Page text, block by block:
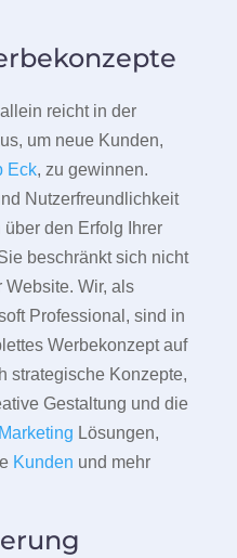
reicht in der
um neue Kunden,
Eck, zu gewinnen.
Nutzerfreundlichkeit
über den Erfolg Ihrer
beschränkt sich nicht
Website. Wir, als
Professional, sind in
Werbekonzept auf
strategische Konzepte,
Gestaltung und die
Marketing Lösungen,
Kunden und mehr